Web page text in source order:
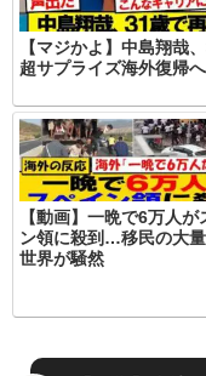
【マジかよ】中島翔哉
超サプライズ海外復帰
【動画】一晩で6万人が
ン領に殺到…移民の大
世界が騒然